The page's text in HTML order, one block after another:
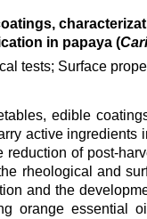
in papaya (
tests; Surface
edible
active ingredients
of post-
rheological and
and the
orange essential